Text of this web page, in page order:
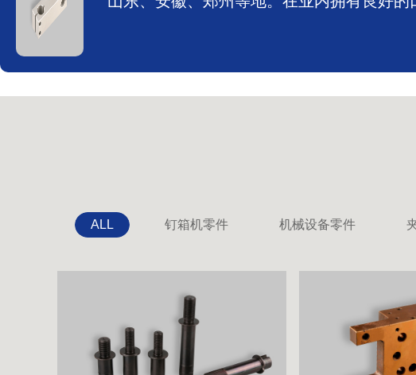
ALL 钉箱机零件 机械设备零件